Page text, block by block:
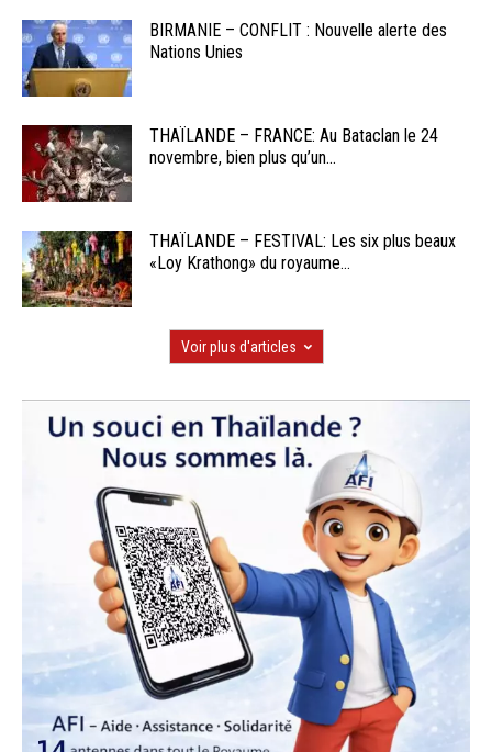
BIRMANIE – CONFLIT : Nouvelle alerte des
Nations Unies
THAÏLANDE – FRANCE: Au Bataclan le 24
novembre, bien plus qu’un...
THAÏLANDE – FESTIVAL: Les six plus beaux
«Loy Krathong» du royaume...
Voir plus d'articles